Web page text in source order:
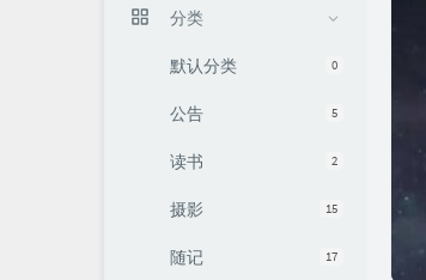
分类
0
默认分类
5
公告
2
读书
15
摄影
17
随记